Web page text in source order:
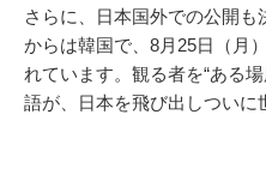
さらに、日本国外での公開も
からは韓国で、8月25日（月
れています。観る者を“ある
語が、日本を飛び出しついに